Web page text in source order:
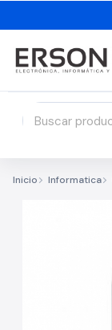
Inicio Informatica